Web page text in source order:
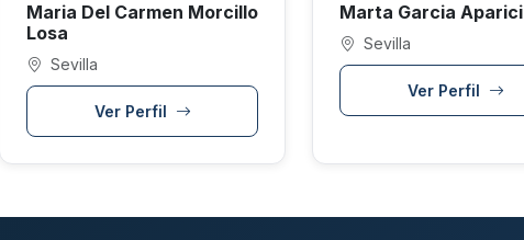
Maria Del Carmen Morcillo
Losa
Sevilla
Ver Perfil
Marta Garcia Aparici
Sevilla
Ver Perfil